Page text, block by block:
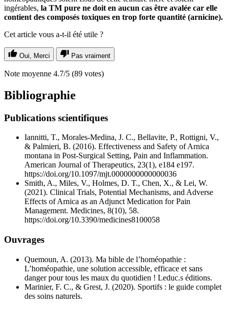
ingérables, la TM pure ne doit en aucun cas être avalée car elle
contient des composés toxiques en trop forte quantité (arnicine).
Cet article vous a-t-il été utile ?
Oui, Merci Pas vraiment
Note moyenne 4.7/5 (89 votes)
Bibliographie
Publications scientifiques
Iannitti, T., Morales-Medina, J. C., Bellavite, P., Rottigni, V.,
& Palmieri, B. (2016). Effectiveness and Safety of Arnica
montana in Post-Surgical Setting, Pain and Inflammation.
American Journal of Therapeutics, 23(1), e184 e197.
https://doi.org/10.1097/mjt.0000000000000036
Smith, A., Miles, V., Holmes, D. T., Chen, X., & Lei, W.
(2021). Clinical Trials, Potential Mechanisms, and Adverse
Effects of Arnica as an Adjunct Medication for Pain
Management. Medicines, 8(10), 58.
https://doi.org/10.3390/medicines8100058
Ouvrages
Quemoun, A. (2013). Ma bible de l’homéopathie :
L’homéopathie, une solution accessible, efficace et sans
danger pour tous les maux du quotidien ! Leduc.s éditions.
Marinier, F. C., & Grest, J. (2020). Sportifs : le guide complet
des soins naturels.